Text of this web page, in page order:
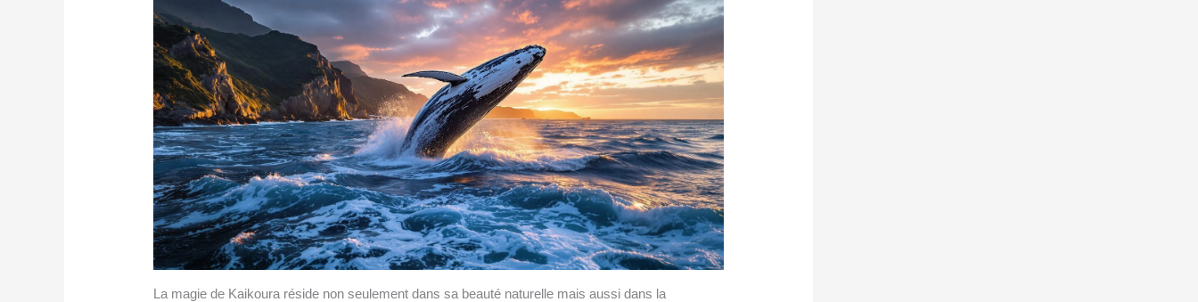
La magie de Kaikoura réside non seulement dans sa beauté naturelle mais aussi dans la